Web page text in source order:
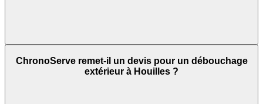
ChronoServe remet-il un devis pour un débouchage
extérieur à Houilles ?